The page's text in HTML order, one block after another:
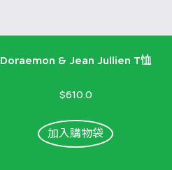
Doraemon & Jean Jullien T恤
$610.0
加入購物袋